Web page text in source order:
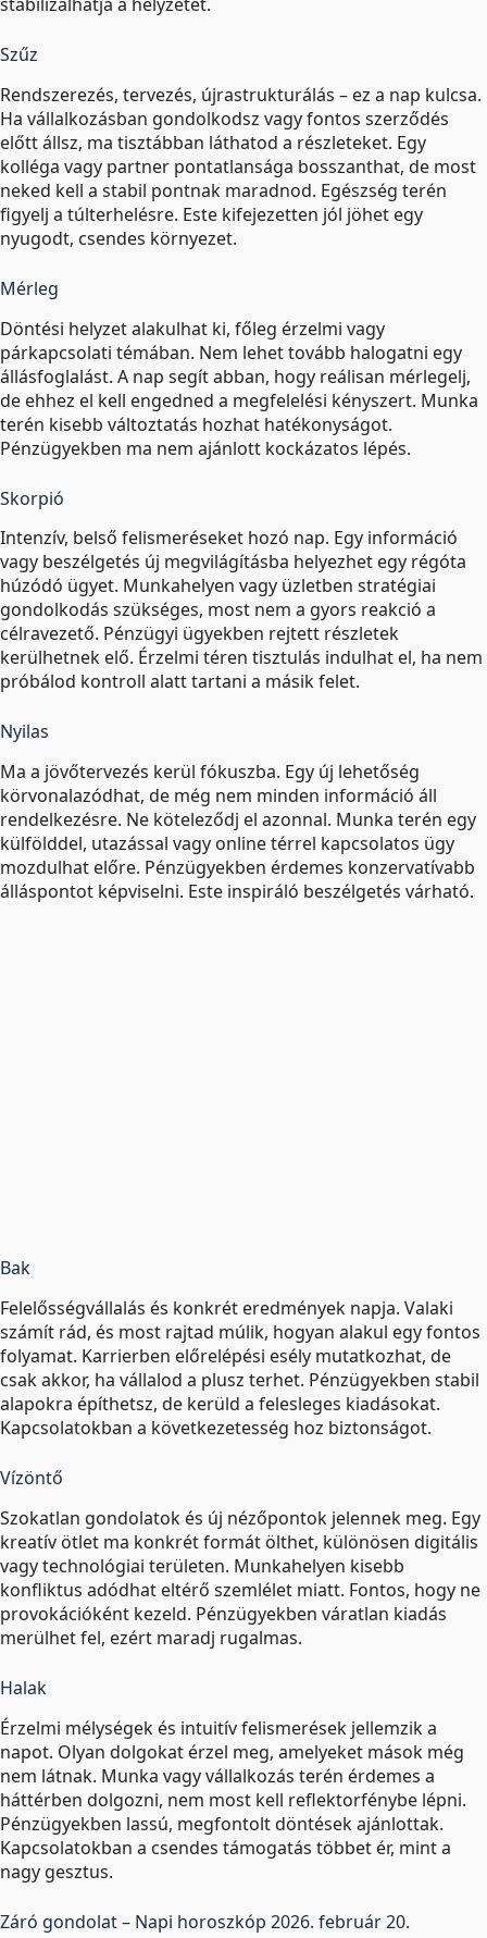
Szűz
Rendszerezés, tervezés, újrastrukturálás – ez a nap kulcsa.
Ha vállalkozásban gondolkodsz vagy fontos szerződés
előtt állsz, ma tisztábban láthatod a részleteket. Egy
kolléga vagy partner pontatlansága bosszanthat, de most
neked kell a stabil pontnak maradnod. Egészség terén
figyelj a túlterhelésre. Este kifejezetten jól jöhet egy
nyugodt, csendes környezet.
Mérleg
Döntési helyzet alakulhat ki, főleg érzelmi vagy
párkapcsolati témában. Nem lehet tovább halogatni egy
állásfoglalást. A nap segít abban, hogy reálisan mérlegelj,
de ehhez el kell engedned a megfelelési kényszert. Munka
terén kisebb változtatás hozhat hatékonyságot.
Pénzügyekben ma nem ajánlott kockázatos lépés.
Skorpió
Intenzív, belső felismeréseket hozó nap. Egy információ
vagy beszélgetés új megvilágításba helyezhet egy régóta
húzódó ügyet. Munkahelyen vagy üzletben stratégiai
gondolkodás szükséges, most nem a gyors reakció a
célravezető. Pénzügyi ügyekben rejtett részletek
kerülhetnek elő. Érzelmi téren tisztulás indulhat el, ha nem
próbálod kontroll alatt tartani a másik felet.
Nyilas
Ma a jövőtervezés kerül fókuszba. Egy új lehetőség
körvonalazódhat, de még nem minden információ áll
rendelkezésre. Ne köteleződj el azonnal. Munka terén egy
külfölddel, utazással vagy online térrel kapcsolatos ügy
mozdulhat előre. Pénzügyekben érdemes konzervatívabb
álláspontot képviselni. Este inspiráló beszélgetés várható.
Bak
Felelősségvállalás és konkrét eredmények napja. Valaki
számít rád, és most rajtad múlik, hogyan alakul egy fontos
folyamat. Karrierben előrelépési esély mutatkozhat, de
csak akkor, ha vállalod a plusz terhet. Pénzügyekben stabil
alapokra építhetsz, de kerüld a felesleges kiadásokat.
Kapcsolatokban a következetesség hoz biztonságot.
Vízöntő
Szokatlan gondolatok és új nézőpontok jelennek meg. Egy
kreatív ötlet ma konkrét formát ölthet, különösen digitális
vagy technológiai területen. Munkahelyen kisebb
konfliktus adódhat eltérő szemlélet miatt. Fontos, hogy ne
provokációként kezeld. Pénzügyekben váratlan kiadás
merülhet fel, ezért maradj rugalmas.
Halak
Érzelmi mélységek és intuitív felismerések jellemzik a
napot. Olyan dolgokat érzel meg, amelyeket mások még
nem látnak. Munka vagy vállalkozás terén érdemes a
háttérben dolgozni, nem most kell reflektorfénybe lépni.
Pénzügyekben lassú, megfontolt döntések ajánlottak.
Kapcsolatokban a csendes támogatás többet ér, mint a
nagy gesztus.
Záró gondolat – Napi horoszkóp 2026. február 20.